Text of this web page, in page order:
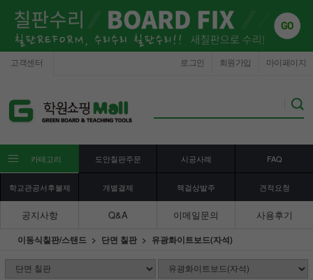
고객센터 마이페이지
회원가입
로그인
카테고리 도안칠판주문 시공사례 FAQ
학교관공서후불제 개별결제 책걸상발주 견적요청
공지사항 Q&A 이메일문의 사용후기
이동식칠판/스탠드 단면 칠판 유광화이트보드(자석)